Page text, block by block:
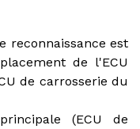
reconnaissance est
de l'ECU
de carrosserie du
(ECU de